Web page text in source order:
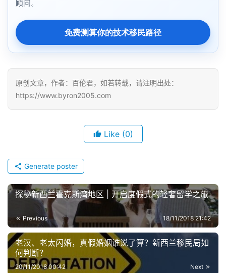
顾问。
免费测算你的技术移民路径
原创文章，作者：百伦君，如若转载，请注明出处：
https://www.byron2005.com
Like (0)
Generate poster
探秘新西兰霍克斯湾地区 | 开启度假式的轻奢留学之旅
Previous 18/11/2018 21:42
老汉、老太闪婚，真假婚姻谁说了算？新西兰移民局如
何判断？
Next
20/11/2018 00:42